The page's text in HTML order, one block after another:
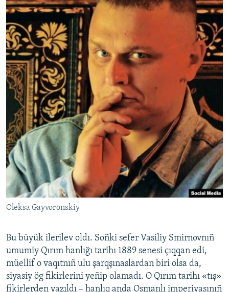
Oleksa Gayvoronskiy
Bu büyük ilerilev oldı. Soñki sefer Vasiliy Smirnovnıñ
umumiy Qırım hanlığı tarihı 1889 senesi çıqqan edi,
müellif o vaqıtnıñ ulu şarqşınaslardan biri olsa da,
siyasiy ög fikirlerini yeñip olamadı. O Qırım tarihı «tış»
fikirlerden yazıldı – hanlıq anda Osmanlı imperiyasınıñ